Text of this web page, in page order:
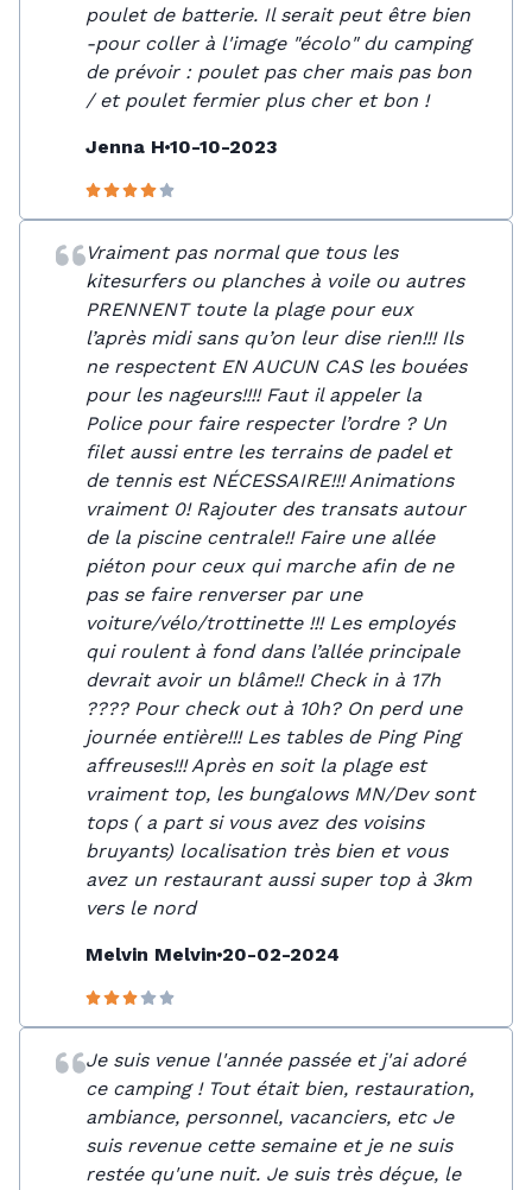
poulet de batterie. Il serait peut être bien
-pour coller à l'image "écolo" du camping
de prévoir : poulet pas cher mais pas bon
/ et poulet fermier plus cher et bon !
Jenna H 10-10-2023
Vraiment pas normal que tous les
kitesurfers ou planches à voile ou autres
PRENNENT toute la plage pour eux
l’après midi sans qu’on leur dise rien!!! Ils
ne respectent EN AUCUN CAS les bouées
pour les nageurs!!!! Faut il appeler la
Police pour faire respecter l’ordre ? Un
filet aussi entre les terrains de padel et
de tennis est NÉCESSAIRE!!! Animations
vraiment 0! Rajouter des transats autour
de la piscine centrale!! Faire une allée
piéton pour ceux qui marche afin de ne
pas se faire renverser par une
voiture/vélo/trottinette !!! Les employés
qui roulent à fond dans l’allée principale
devrait avoir un blâme!! Check in à 17h
???? Pour check out à 10h? On perd une
journée entière!!! Les tables de Ping Ping
affreuses!!! Après en soit la plage est
vraiment top, les bungalows MN/Dev sont
tops ( a part si vous avez des voisins
bruyants) localisation très bien et vous
avez un restaurant aussi super top à 3km
vers le nord
Melvin Melvin 20-02-2024
Je suis venue l'année passée et j'ai adoré
ce camping ! Tout était bien, restauration,
ambiance, personnel, vacanciers, etc Je
suis revenue cette semaine et je ne suis
restée qu'une nuit. Je suis très déçue, le